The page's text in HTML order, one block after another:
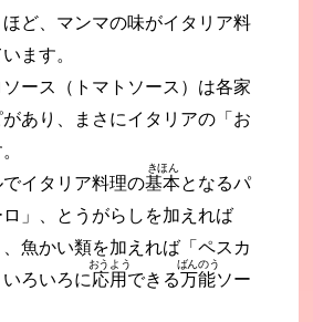
ど、マンマの味がイタリア料
ます。
ース（トマトソース）は各家
あり、まさにイタリアの「お
イタリア料理の基本
きほん
となるパ
」、とうがらしを加えれば
、魚かい類を加えれば「ペスカ
ろいろに応用
おうよう
できる万能
ばんのう
ソー